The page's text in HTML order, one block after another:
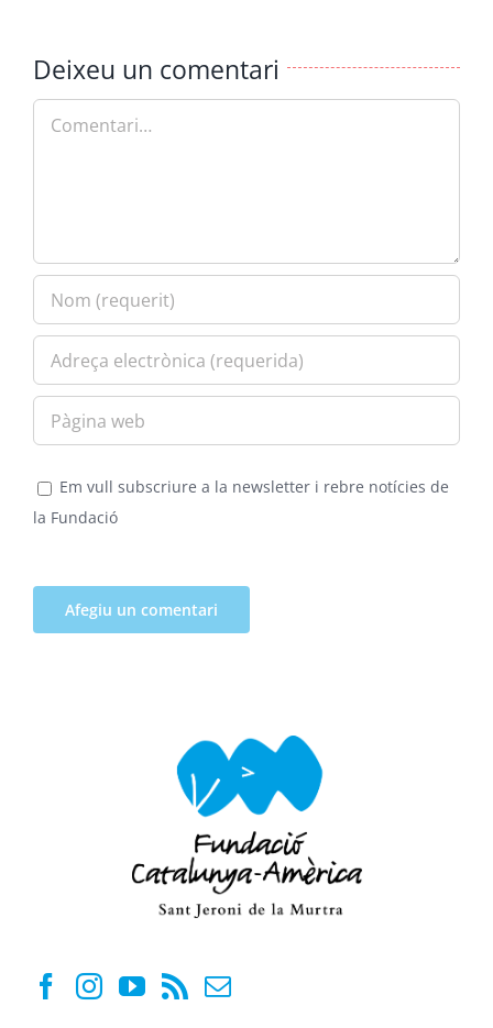
Deixeu un comentari
Em vull subscriure a la newsletter i rebre notícies de
la Fundació